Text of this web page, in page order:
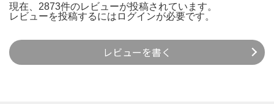
現在、2873件のレビューが投稿されています。
レビューを投稿するには ログインが必要です。
レビューを書く